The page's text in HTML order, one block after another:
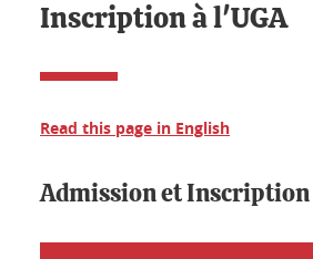
Inscription à l'UGA
Read this page in English
Admission et Inscription